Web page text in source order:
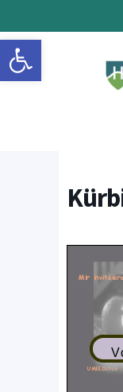
Ouvrir la barre d’outils